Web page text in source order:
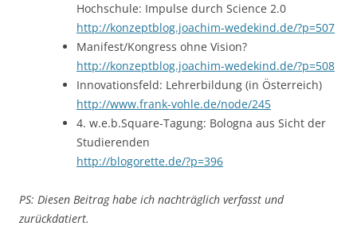
Hochschule: Impulse durch Science 2.0
http://konzeptblog.joachim-wedekind.de/?p=507
Manifest/Kongress ohne Vision?
http://konzeptblog.joachim-wedekind.de/?p=508
Innovationsfeld: Lehrerbildung (in Österreich)
http://www.frank-vohle.de/node/245
4. w.e.b.Square-Tagung: Bologna aus Sicht der
Studierenden
http://blogorette.de/?p=396
PS: Diesen Beitrag habe ich nachträglich verfasst und
zurückdatiert.